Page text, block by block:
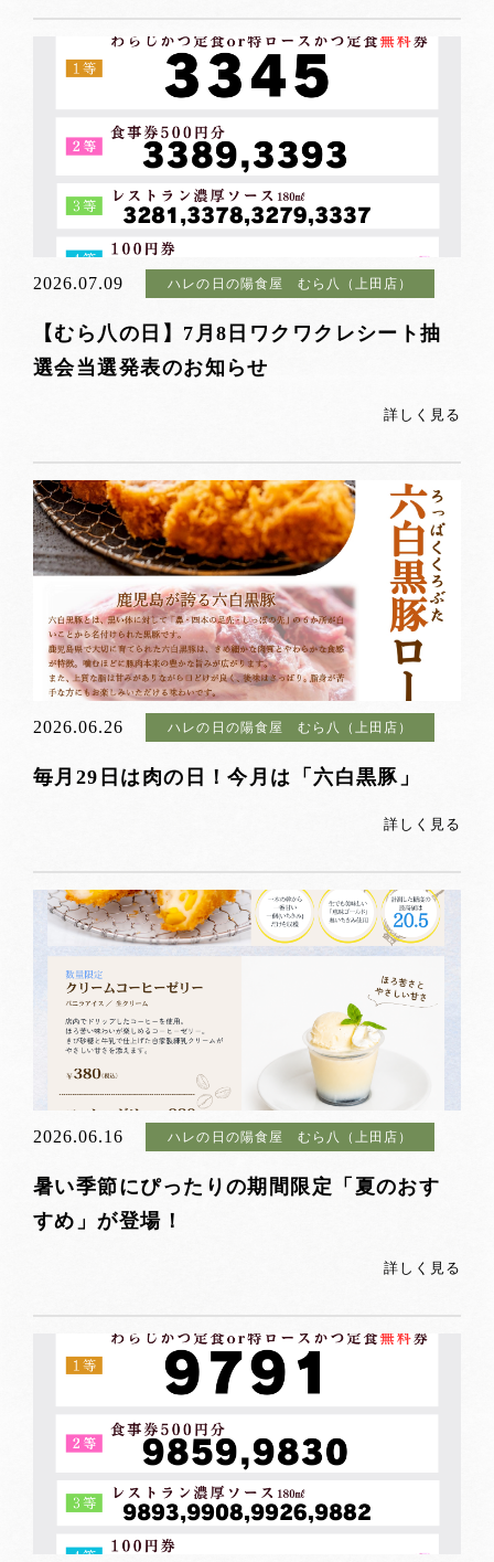
2026.07.09 ハレの日の陽食屋 むら八（上田店）
【むら八の日】7月8日ワクワクレシート抽
選会当選発表のお知らせ
詳しく見る
2026.06.26 ハレの日の陽食屋 むら八（上田店）
毎月29日は肉の日！今月は「六白黒豚」
詳しく見る
2026.06.16 ハレの日の陽食屋 むら八（上田店）
暑い季節にぴったりの期間限定「夏のおす
すめ」が登場！
詳しく見る